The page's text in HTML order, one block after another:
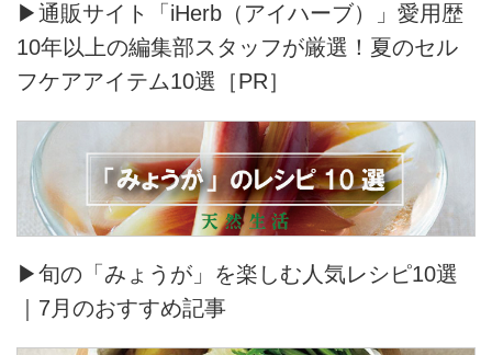
▶通販サイト「iHerb（アイハーブ）」愛用歴
10年以上の編集部スタッフが厳選！夏のセル
フケアアイテム10選［PR］
▶旬の「みょうが」を楽しむ人気レシピ10選
｜7月のおすすめ記事